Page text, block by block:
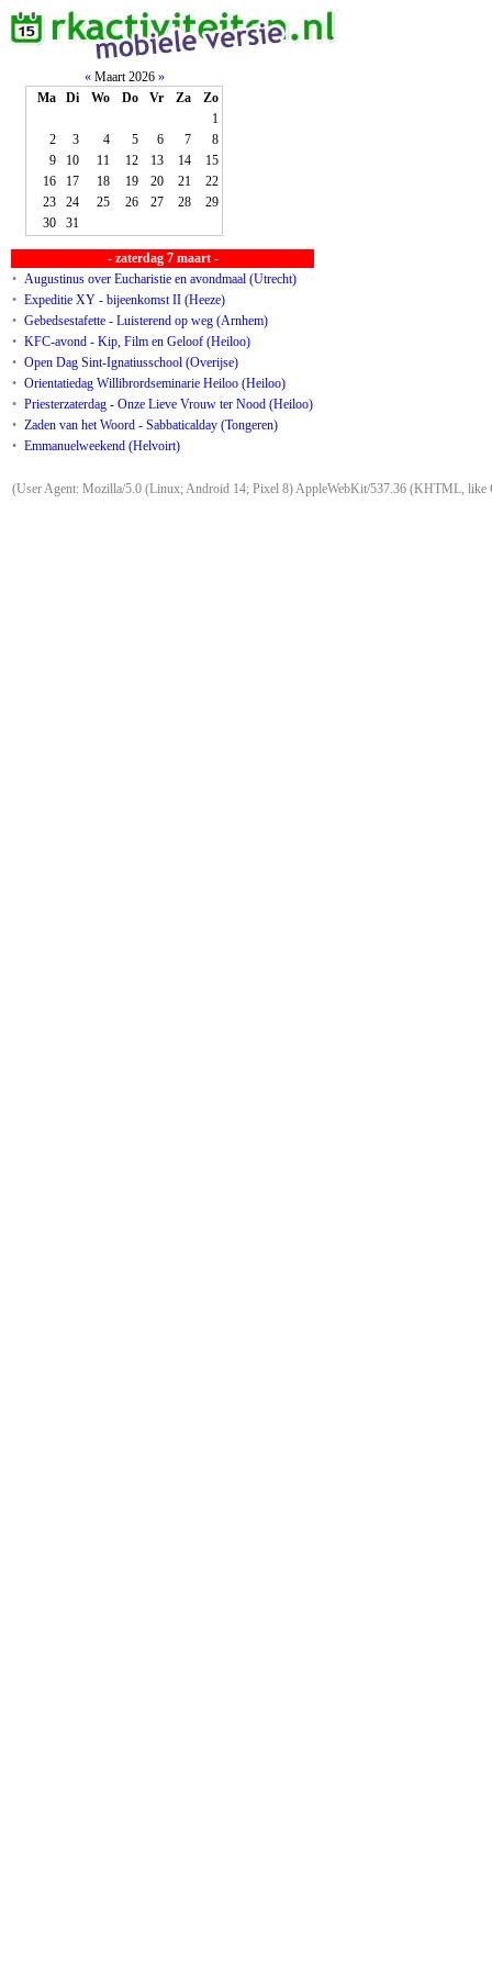
«Maart 2026 »
Ma
Di Wo Do Vr Za
Zo
1
2
3 4 5 6 7
8
9
10 11 12 13 14
15
16
17 18 19 20 21
22
23
24 25 26 27 28
29
30
31
- zaterdag 7 maart -
• Augustinus over Eucharistie en avondmaal (Utrecht)
• Expeditie XY - bijeenkomst II (Heeze)
• Gebedsestafette - Luisterend op weg (Arnhem)
• KFC-avond - Kip, Film en Geloof (Heiloo)
• Open Dag Sint-Ignatiusschool (Overijse)
• Orientatiedag Willibrordseminarie Heiloo (Heiloo)
• Priesterzaterdag - Onze Lieve Vrouw ter Nood (Heiloo)
• Zaden van het Woord - Sabbaticalday (Tongeren)
• Emmanuelweekend (Helvoirt)
(User Agent: Mozilla/5.0 (Linux; Android 14; Pixel 8) AppleWebKit/537.36 (KHTML, like